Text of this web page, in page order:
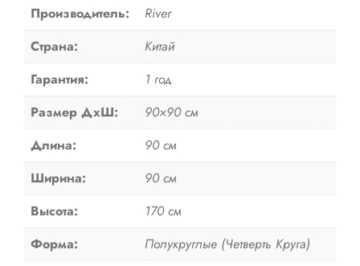
Производитель:
River
Страна:
Китай
Гарантия:
1 год
Размер ДхШ:
90×90 см
Длина:
90 см
Ширина:
90 см
Высота:
170 см
Форма:
Полукруглые (Четверть Круга)